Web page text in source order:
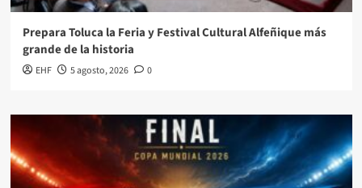
Prepara Toluca la Feria y Festival Cultural Alfeñique más
grande de la historia
EHF 5 agosto, 2026 0